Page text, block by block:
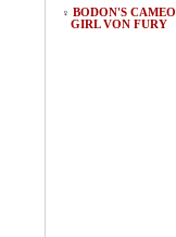
♀ BODON'S CAMEO
GIRL VON FURY